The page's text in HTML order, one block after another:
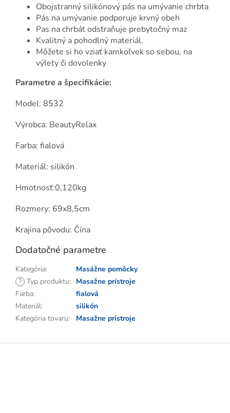
Obojstranný silikónový pás na umývanie chrbta
Pás na umývanie podporuje krvný obeh
Pas na chrbát odstraňuje prebytočný maz
Kvalitný a pohodlný materiál.
Môžete si ho vziať kamkoľvek so sebou, na
výlety či dovolenky
Parametre a špecifikácie:
Model: 8532
Výrobca: BeautyRelax
Farba: fialová
Materiál: silikón
Hmotnosť:0,120kg
Rozmery: 69x8,5cm
Krajina pôvodu: Čína
Dodatočné parametre
Kategória:
Masážne pomôcky
? Typ produktu: Masažne prístroje
Farba:
fialová
Materiál:
silikón
Kategória tovaru: Masažne prístroje
Z